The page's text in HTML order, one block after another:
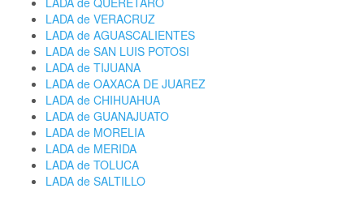
LADA de VERACRUZ
LADA de AGUASCALIENTES
LADA de SAN LUIS POTOSI
LADA de TIJUANA
LADA de OAXACA DE JUAREZ
LADA de CHIHUAHUA
LADA de GUANAJUATO
LADA de MORELIA
LADA de MERIDA
LADA de TOLUCA
LADA de SALTILLO